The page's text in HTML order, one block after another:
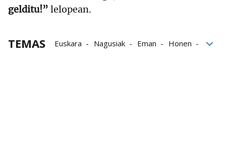
gelditu!” lelopean.
TEMAS Euskara Nagusiak Eman
Honen